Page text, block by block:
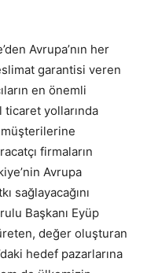
Avrupa’nın her
garantisi veren
en önemli
ticaret yollarında
müşterilerine
firmaların
Avrupa
sağlayacağını
Başkanı Eyüp
değer oluşturan
hedef pazarlarına